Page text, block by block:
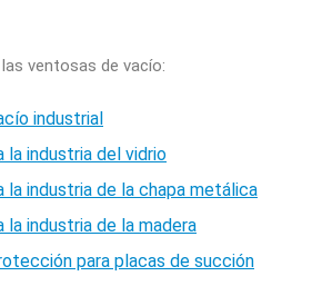
ventosas de vacío:
industrial
la industria del vidrio
la industria de la chapa metálica
la industria de la madera
para placas de succión